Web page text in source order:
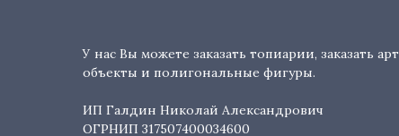
У нас Вы можете заказать топиарии, заказать арт
объекты и полигональные фигуры.
ИП Галдин Николай Александрович
ОГРНИП 317507400034600